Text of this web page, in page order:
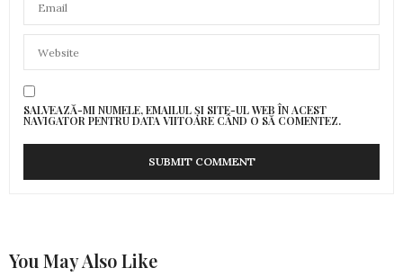
SALVEAZĂ-MI NUMELE, EMAILUL ȘI SITE-UL WEB ÎN ACEST
NAVIGATOR PENTRU DATA VIITOARE CÂND O SĂ COMENTEZ.
You May Also Like